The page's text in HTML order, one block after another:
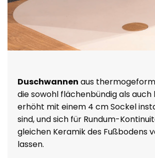
Duschwannen aus
die sowohl flächenbündig als auch
erhöht mit einem 4 cm Sockel
sind, und sich für Rundum-
gleichen Keramik des Fußbodens
lassen.